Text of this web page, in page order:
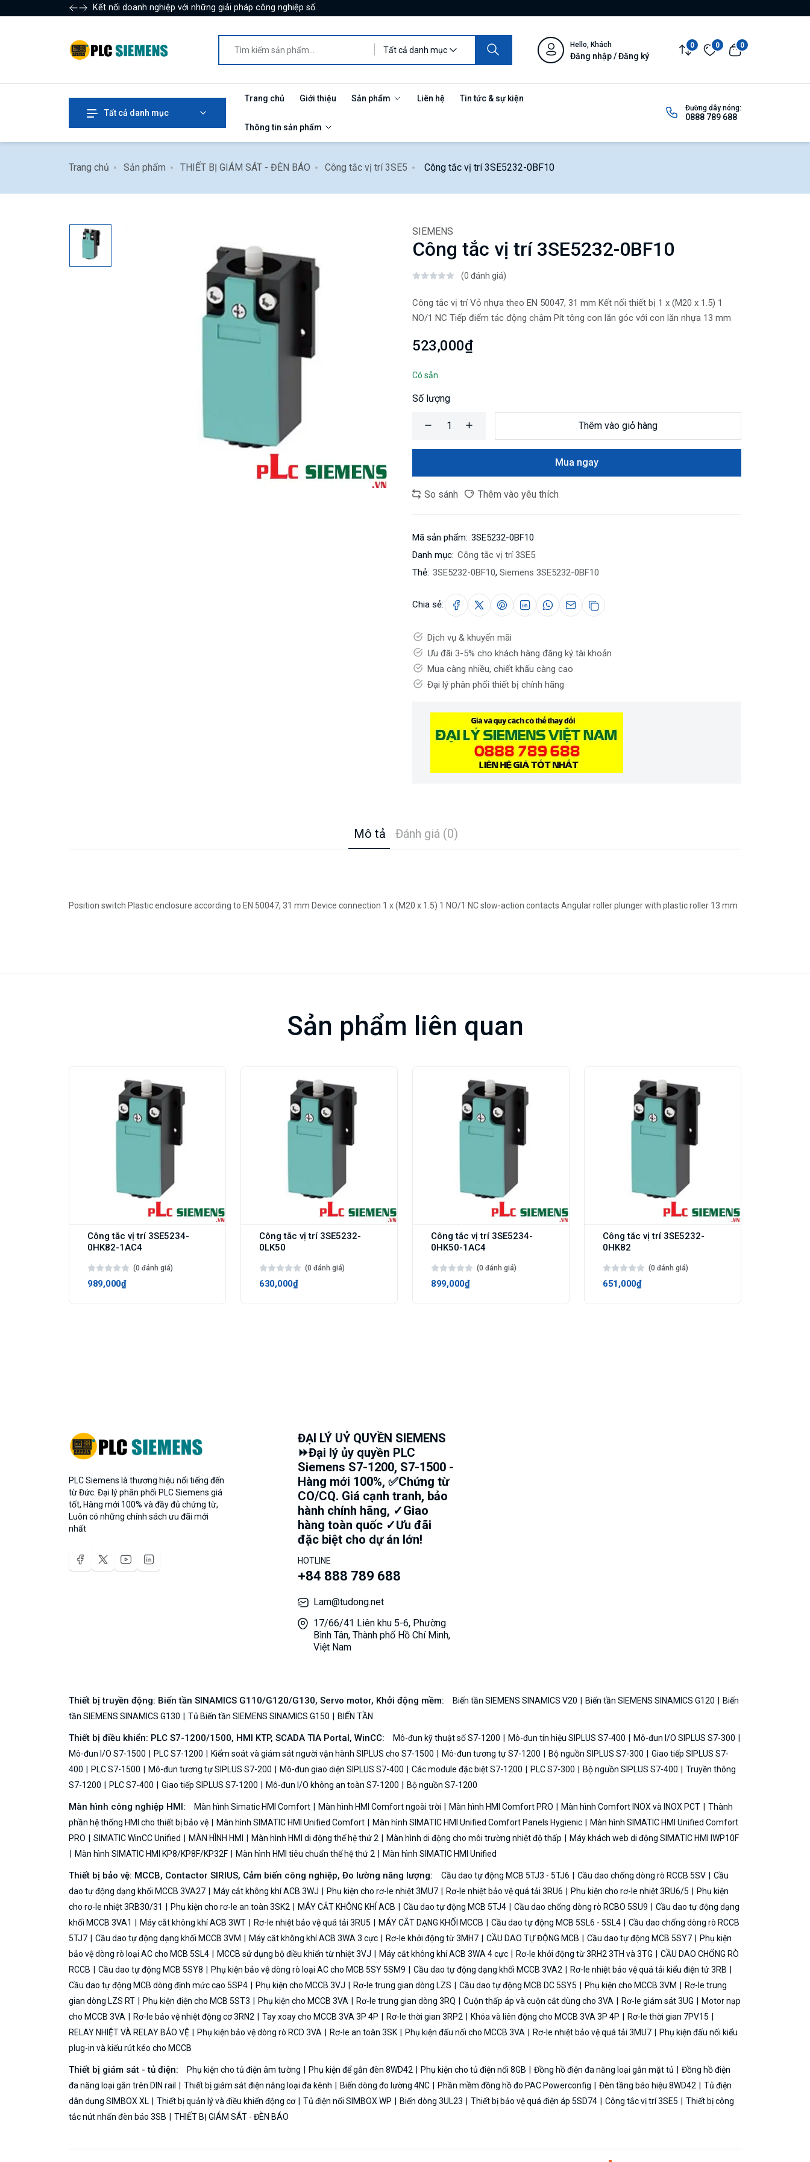
Kết nối doanh nghiệp với những giải pháp công nghiệp số.
Tất cả danh mục
Hello, Khách
Đăng nhập / Đăng ký
0 0 0
Tất cả danh mục
Trang chủ Giới thiệu Sản phẩm Liên hệ Tin tức & sự kiện
Thông tin sản phẩm
Đường dây nóng:
0888 789 688
Trang chủ Sản phẩm THIẾT BỊ GIÁM SÁT - ĐÈN BÁO Công tắc vị trí 3SE5 Công tắc vị trí 3SE5232-0BF10
SIEMENS
Công tắc vị trí 3SE5232-0BF10
(0 đánh giá)
Công tắc vị trí Vỏ nhựa theo EN 50047, 31 mm Kết nối thiết bị 1 x (M20 x 1.5) 1
NO/1 NC Tiếp điểm tác động chậm Pít tông con lăn góc với con lăn nhựa 13 mm
523,000₫
Có sẵn
Số lượng
Thêm vào giỏ hàng
Mua ngay
So sánh Thêm vào yêu thích
Mã sản phẩm: 3SE5232-0BF10
Danh mục: Công tắc vị trí 3SE5
Thẻ: 3SE5232-0BF10, Siemens 3SE5232-0BF10
Chia sẻ:
Dịch vụ & khuyến mãi
Ưu đãi 3-5% cho khách hàng đăng ký tài khoản
Mua càng nhiều, chiết khấu càng cao
Đại lý phân phối thiết bị chính hãng
Mô tả Đánh giá (0)
Position switch Plastic enclosure according to EN 50047, 31 mm Device connection 1 x (M20 x 1.5) 1 NO/1 NC slow-action contacts Angular roller plunger with plastic roller 13 mm
Sản phẩm liên quan
Công tắc vị trí 3SE5234-
0HK82-1AC4
(0 đánh giá)
989,000₫
Công tắc vị trí 3SE5232-
0LK50
(0 đánh giá)
630,000₫
Công tắc vị trí 3SE5234-
0HK50-1AC4
(0 đánh giá)
899,000₫
Công tắc vị trí 3SE5232-
0HK82
(0 đánh giá)
651,000₫
PLC Siemens là thương hiệu nổi tiếng đến
từ Đức. Đại lý phân phối PLC Siemens giá
tốt, Hàng mới 100% và đầy đủ chứng từ,
Luôn có những chính sách ưu đãi mới
nhất
ĐẠI LÝ UỶ QUYỀN SIEMENS
⏩Đại lý ủy quyền PLC
Siemens S7-1200, S7-1500 -
Hàng mới 100%, ✅Chứng từ
CO/CQ. Giá cạnh tranh, bảo
hành chính hãng, ✓Giao
hàng toàn quốc ✓Ưu đãi
đặc biệt cho dự án lớn!
HOTLINE
+84 888 789 688
Lam@tudong.net
17/66/41 Liên khu 5-6, Phường
Bình Tân, Thành phố Hồ Chí Minh,
Việt Nam
Thiết bị truyền động: Biến tần SINAMICS G110/G120/G130, Servo motor, Khởi động mềm: Biến tần SIEMENS SINAMICS V20 Biến tần SIEMENS SINAMICS G120
Biến
tần SIEMENS SINAMICS G130
Tủ Biến tần SIEMENS SINAMICS G150 BIẾN TẦN
Thiết bị điều khiển: PLC S7-1200/1500, HMI KTP, SCADA TIA Portal, WinCC: Mô-đun kỹ thuật số S7-1200 Mô-đun tín hiệu SIPLUS S7-400
Mô-đun I/O SIPLUS S7-300
Mô-đun I/O S7-1500
PLC S7-1200 Kiểm soát và giám sát người vận hành SIPLUS cho S7-1500 Mô-đun tương tự S7-1200 Bộ nguồn SIPLUS S7-300
Giao tiếp SIPLUS S7-
400
PLC S7-1500 Mô-đun tương tự SIPLUS S7-200 Mô-đun giao diện SIPLUS S7-400 Các module đặc biệt S7-1200 PLC S7-300 Bộ nguồn SIPLUS S7-400
Truyền thông
S7-1200
PLC S7-400 Giao tiếp SIPLUS S7-1200 Mô-đun I/O không an toàn S7-1200 Bộ nguồn S7-1200
Màn hình công nghiệp HMI: Màn hình Simatic HMI Comfort Màn hình HMI Comfort ngoài trời Màn hình HMI Comfort PRO Màn hình Comfort INOX và INOX PCT
Thành
phần hệ thống HMI cho thiết bị bảo vệ
Màn hình SIMATIC HMI Unified Comfort Màn hình SIMATIC HMI Unified Comfort Panels Hygienic
Màn hình SIMATIC HMI Unified Comfort
PRO
SIMATIC WinCC Unified MÀN HÌNH HMI Màn hình HMI di động thế hệ thứ 2 Màn hình di động cho môi trường nhiệt độ thấp
Máy khách web di động SIMATIC HMI IWP10F
Màn hình SIMATIC HMI KP8/KP8F/KP32F
Màn hình HMI tiêu chuẩn thế hệ thứ 2 Màn hình SIMATIC HMI Unified
Thiết bị bảo vệ: MCCB, Contactor SIRIUS, Cảm biến công nghiệp, Đo lường năng lượng: Cầu dao tự động MCB 5TJ3 - 5TJ6 Cầu dao chống dòng rò RCCB 5SV
Cầu
dao tự động dạng khối MCCB 3VA27
Máy cắt không khí ACB 3WJ Phụ kiện cho rơ-le nhiệt 3MU7 Rơ-le nhiệt bảo vệ quá tải 3RU6 Phụ kiện cho rơ-le nhiệt 3RU6/5
Phụ kiện
cho rơ-le nhiệt 3RB30/31
Phụ kiện cho rơ-le an toàn 3SK2 MÁY CẮT KHÔNG KHÍ ACB Cầu dao tự động MCB 5TJ4 Cầu dao chống dòng rò RCBO 5SU9
Cầu dao tự động dạng
khối MCCB 3VA1
Máy cắt không khí ACB 3WT Rơ-le nhiệt bảo vệ quá tải 3RU5 MÁY CẮT DẠNG KHỐI MCCB Cầu dao tự động MCB 5SL6 - 5SL4
Cầu dao chống dòng rò RCCB
5TJ7
Cầu dao tự động dạng khối MCCB 3VM Máy cắt không khí ACB 3WA 3 cực Rơ-le khởi động từ 3MH7 CẦU DAO TỰ ĐỘNG MCB Cầu dao tự động MCB 5SY7
Phụ kiện
bảo vệ dòng rò loại AC cho MCB 5SL4
MCCB sử dụng bộ điều khiển từ nhiệt 3VJ Máy cắt không khí ACB 3WA 4 cực Rơ-le khởi động từ 3RH2 3TH và 3TG
CẦU DAO CHỐNG RÒ
RCCB
Cầu dao tự động MCB 5SY8 Phụ kiện bảo vệ dòng rò loại AC cho MCB 5SY 5SM9 Cầu dao tự động dạng khối MCCB 3VA2
Rơ-le nhiệt bảo vệ quá tải kiểu điện tử 3RB
Cầu dao tự động MCB dòng định mức cao 5SP4
Phụ kiện cho MCCB 3VJ Rơ-le trung gian dòng LZS Cầu dao tự động MCB DC 5SY5 Phụ kiện cho MCCB 3VM
Rơ-le trung
gian dòng LZS RT
Phụ kiện điện cho MCB 5ST3 Phụ kiện cho MCCB 3VA Rơ-le trung gian dòng 3RQ Cuộn thấp áp và cuộn cắt dùng cho 3VA Rơ-le giám sát 3UG
Motor nạp
cho MCCB 3VA
Rơ-le bảo vệ nhiệt động cơ 3RN2 Tay xoay cho MCCB 3VA 3P 4P Rơ-le thời gian 3RP2 Khóa và liên động cho MCCB 3VA 3P 4P
Rơ-le thời gian 7PV15
RELAY NHIỆT VÀ RELAY BẢO VỆ
Phụ kiện bảo vệ dòng rò RCD 3VA Rơ-le an toàn 3SK Phụ kiện đấu nối cho MCCB 3VA Rơ-le nhiệt bảo vệ quá tải 3MU7
Phụ kiện đấu nối kiểu
plug-in và kiểu rút kéo cho MCCB
Thiết bị giám sát - tủ điện: Phụ kiện cho tủ điện âm tường Phụ kiện để gắn đèn 8WD42 Phụ kiện cho tủ điện nổi 8GB Đồng hồ điện đa năng loại gắn mặt tủ
Đồng hồ điện
đa năng loại gắn trên DIN rail
Thiết bị giám sát điện năng loại đa kênh Biến dòng đo lường 4NC Phần mềm đồng hồ đo PAC Powerconfig Đèn tầng báo hiệu 8WD42
Tủ điện
dân dụng SIMBOX XL
Thiết bị quản lý và điều khiển động cơ Tủ điện nổi SIMBOX WP Biến dòng 3UL23 Thiết bị bảo vệ quá điện áp 5SD74 Công tắc vị trí 3SE5
Thiết bị công
tắc nút nhấn đèn báo 3SB
THIẾT BỊ GIÁM SÁT - ĐÈN BÁO